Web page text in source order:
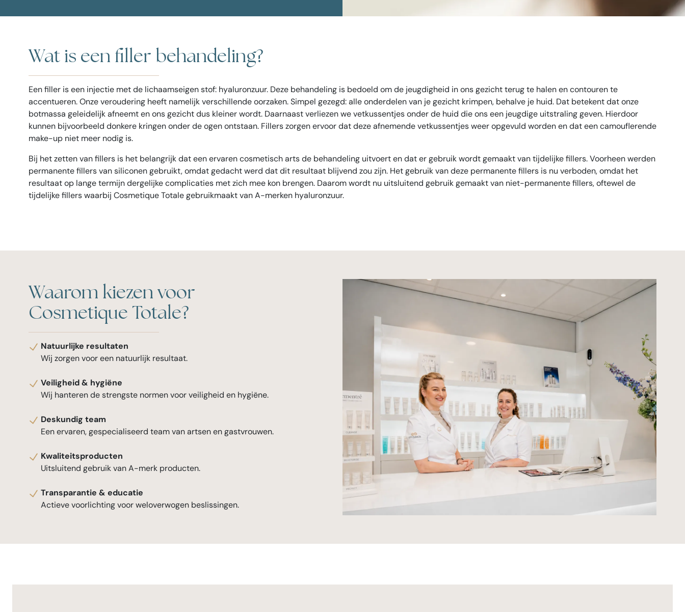
Wat is een filler behandeling?
Een filler is een injectie met de lichaamseigen stof: hyaluronzuur. Deze behandeling is bedoeld om de jeugdigheid in ons gezicht terug te halen en contouren te
accentueren. Onze veroudering heeft namelijk verschillende oorzaken. Simpel gezegd: alle onderdelen van je gezicht krimpen, behalve je huid. Dat betekent dat onze
botmassa geleidelijk afneemt en ons gezicht dus kleiner wordt. Daarnaast verliezen we vetkussentjes onder de huid die ons een jeugdige uitstraling geven. Hierdoor
kunnen bijvoorbeeld donkere kringen onder de ogen ontstaan. Fillers zorgen ervoor dat deze afnemende vetkussentjes weer opgevuld worden en dat een camouflerende
make-up niet meer nodig is.
Bij het zetten van fillers is het belangrijk dat een ervaren cosmetisch arts de behandeling uitvoert en dat er gebruik wordt gemaakt van tijdelijke fillers. Voorheen werden
permanente fillers van siliconen gebruikt, omdat gedacht werd dat dit resultaat blijvend zou zijn. Het gebruik van deze permanente fillers is nu verboden, omdat het
resultaat op lange termijn dergelijke complicaties met zich mee kon brengen. Daarom wordt nu uitsluitend gebruik gemaakt van niet-permanente fillers, oftewel de
tijdelijke fillers waarbij Cosmetique Totale gebruikmaakt van A-merken hyaluronzuur.
Waarom kiezen voor
Cosmetique Totale?
Natuurlijke resultaten
Wij zorgen voor een natuurlijk resultaat.
Veiligheid & hygiëne
Wij hanteren de strengste normen voor veiligheid en hygiëne.
Deskundig team
Een ervaren, gespecialiseerd team van artsen en gastvrouwen.
Kwaliteitsproducten
Uitsluitend gebruik van A-merk producten.
Transparantie & educatie
Actieve voorlichting voor weloverwogen beslissingen.